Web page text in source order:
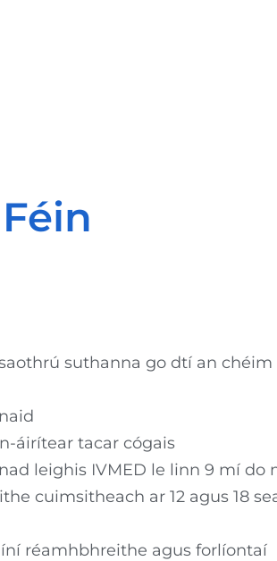
suthanna go dtí an chéim
áirítear tacar cógais
leighis IVMED le linn 9 mí do
cuimsitheach ar 12 agus 18
réamhbhreithe agus forlíontaí